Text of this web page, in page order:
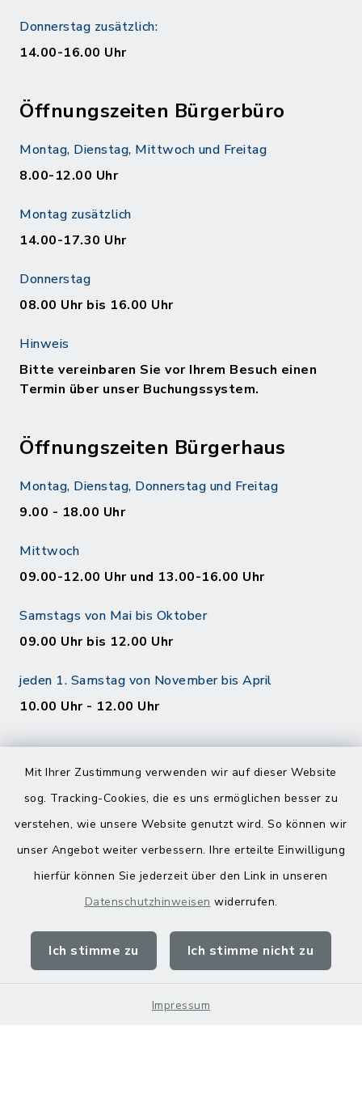
Mit Ihrer Zustimmung verwenden wir auf dieser Website
sog. Tracking-Cookies, die es uns ermöglichen besser zu
verstehen, wie unsere Website genutzt wird. So können wir
unser Angebot weiter verbessern. Ihre erteilte Einwilligung
hierfür können Sie jederzeit über den Link in unseren
Datenschutzhinweisen widerrufen.
Ich stimme zu Ich stimme nicht zu
Impressum
Donnerstag zusätzlich:
14.00-16.00 Uhr
Öffnungszeiten Bürgerbüro
Montag, Dienstag, Mittwoch und Freitag
8.00-12.00 Uhr
Montag zusätzlich
14.00-17.30 Uhr
Donnerstag
08.00 Uhr bis 16.00 Uhr
Hinweis
Bitte vereinbaren Sie vor Ihrem Besuch einen
Termin über unser Buchungssystem.
Öffnungszeiten Bürgerhaus
Montag, Dienstag, Donnerstag und Freitag
9.00 - 18.00 Uhr
Mittwoch
09.00-12.00 Uhr und 13.00-16.00 Uhr
Samstags von Mai bis Oktober
09.00 Uhr bis 12.00 Uhr
jeden 1. Samstag von November bis April
10.00 Uhr - 12.00 Uhr
Barrierefreiheit
Impressum
Sitemap